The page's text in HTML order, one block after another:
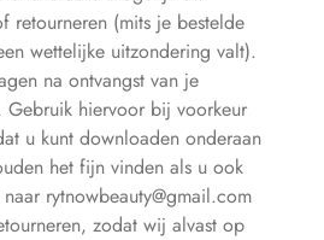
retourneren (mits je bestelde
wettelijke uitzondering valt).
na ontvangst van je
hiervoor bij voorkeur
u kunt downloaden onderaan
het fijn vinden als u ook
rytnowbeauty@gmail.com
zodat wij alvast op